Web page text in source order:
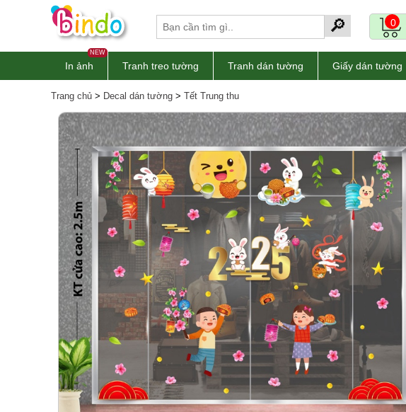
🔎 0
NEW
In ảnh Tranh treo tường Tranh dán tường Giấy dán tường
Trang chủ > Decal dán tường > Tết Trung thu